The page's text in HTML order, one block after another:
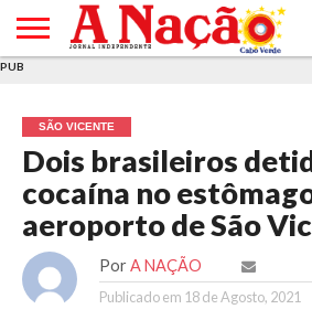
E DE
COOKIES
DE
UTILIZAÇÃO
PUB
SÃO VICENTE
Dois brasileiros
cocaína no
aeroporto de São
Por A NAÇÃO
Publicado em 18 de Agosto, 2021